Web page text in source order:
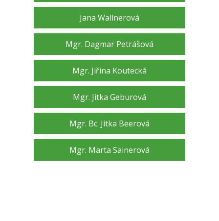
Jana Wallnerová
Mgr. Dagmar Petrášová
Mgr. Jiřina Koutecká
Mgr. Jitka Geburová
Mgr. Bc. Jitka Beerová
Mgr. Marta Sainerová